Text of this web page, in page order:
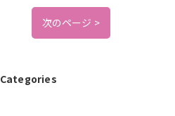
次のページ >
Categories